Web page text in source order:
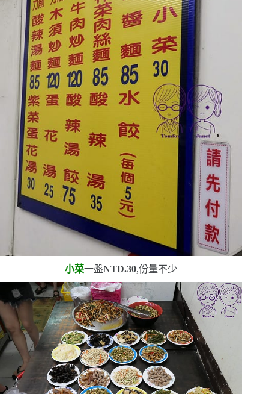
小菜一盤NTD.30,份量不少